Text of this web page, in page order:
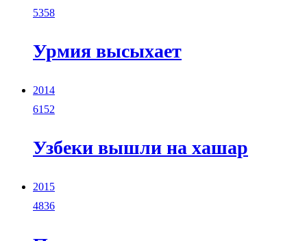
5358
Урмия высыхает
2014
6152
Узбеки вышли на хашар
2015
4836